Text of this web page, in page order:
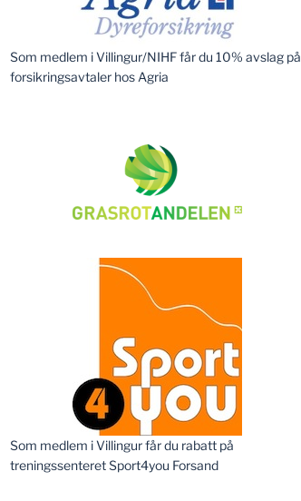
Som medlem i Villingur/NIHF får du 10% avslag på
forsikringsavtaler hos Agria
Som medlem i Villingur får du rabatt på
treningssenteret Sport4you Forsand